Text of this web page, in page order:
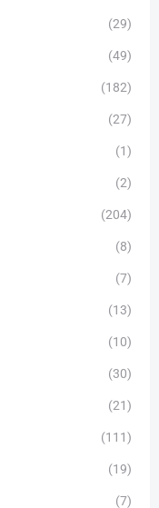
(29)
(49)
(182)
(27)
(1)
(2)
(204)
(8)
(7)
(13)
(10)
(30)
(21)
(111)
(19)
(7)